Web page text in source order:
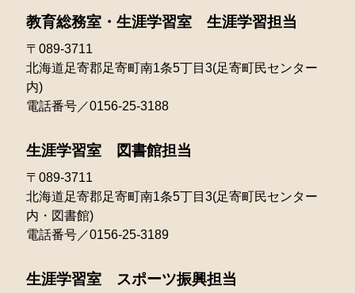
2023年04月
2023年03月
2022年06月
2022年05月
2022年01月
2021年06月
2021年05月
2021年03月
教育総務室・生涯学習室 生涯学習担当
〒089-3711
北海道足寄郡足寄町南1条5丁目3(足寄町民センター
内)
電話番号／0156-25-3188
生涯学習室 図書館担当
〒089-3711
北海道足寄郡足寄町南1条5丁目3(足寄町民センター
内・図書館)
電話番号／0156-25-3189
生涯学習室 スポーツ振興担当